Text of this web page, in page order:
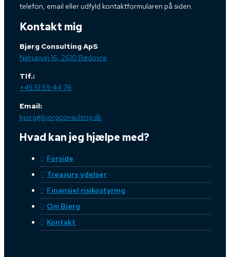
telefon, email eller udfyld kontaktformularen på siden.
Kontakt mig
Bjørg Consulting ApS
Nørupvej 16, 2610 Rødovre
Tlf.:
+45 51 59 44 76
Email:
bjorg@bjorgconsulting.dk
Hvad kan jeg hjælpe med?
Forside
Treasury ydelser
Finansiel risikostyring
Om Bjørg
Kontakt